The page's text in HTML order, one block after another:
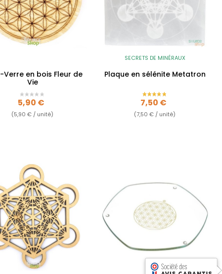
Verre en bois Fleur de
Vie
Prix
5,90 €
(5,90 € / unité)
SECRETS DE MINÉRAUX
Plaque en sélénite Metatron
Prix
7,50 €
(7,50 € / unité)